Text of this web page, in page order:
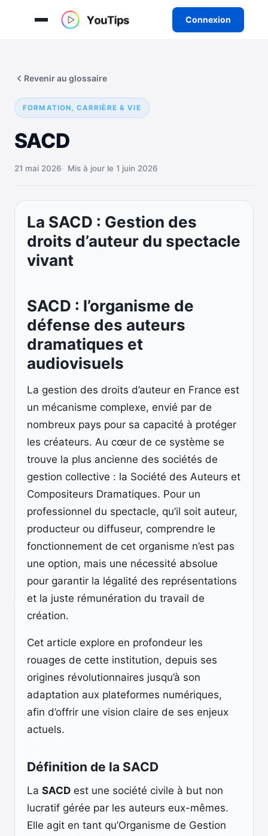
Connexion
contenu
FORMATION, CARRIÈRE & VIE
SACD
Revenir au glossaire
21 mai 2026 Mis à jour le 1 juin 2026
La SACD : Gestion des
droits d’auteur du spectacle
vivant
SACD : l’organisme de
défense des auteurs
dramatiques et
audiovisuels
La gestion des droits d’auteur en France est
un mécanisme complexe, envié par de
nombreux pays pour sa capacité à protéger
les créateurs. Au cœur de ce système se
trouve la plus ancienne des sociétés de
gestion collective : la Société des Auteurs et
Compositeurs Dramatiques. Pour un
professionnel du spectacle, qu’il soit auteur,
producteur ou diffuseur, comprendre le
fonctionnement de cet organisme n’est pas
une option, mais une nécessité absolue
pour garantir la légalité des représentations
et la juste rémunération du travail de
création.
Cet article explore en profondeur les
rouages de cette institution, depuis ses
origines révolutionnaires jusqu’à son
adaptation aux plateformes numériques,
afin d’offrir une vision claire de ses enjeux
actuels.
Définition de la SACD
La SACD est une société civile à but non
lucratif gérée par les auteurs eux-mêmes.
Elle agit en tant qu’Organisme de Gestion